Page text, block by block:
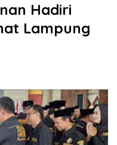
Hadiri
Lampung